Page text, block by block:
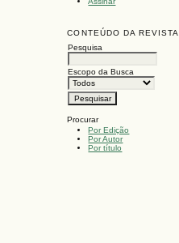
CONTEÚDO DA REVISTA
Pesquisa
Escopo da Busca
Procurar
Por Edição
Por Autor
Por título